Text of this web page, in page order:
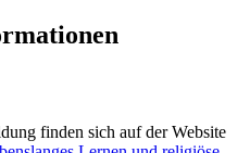
finden sich auf der Website